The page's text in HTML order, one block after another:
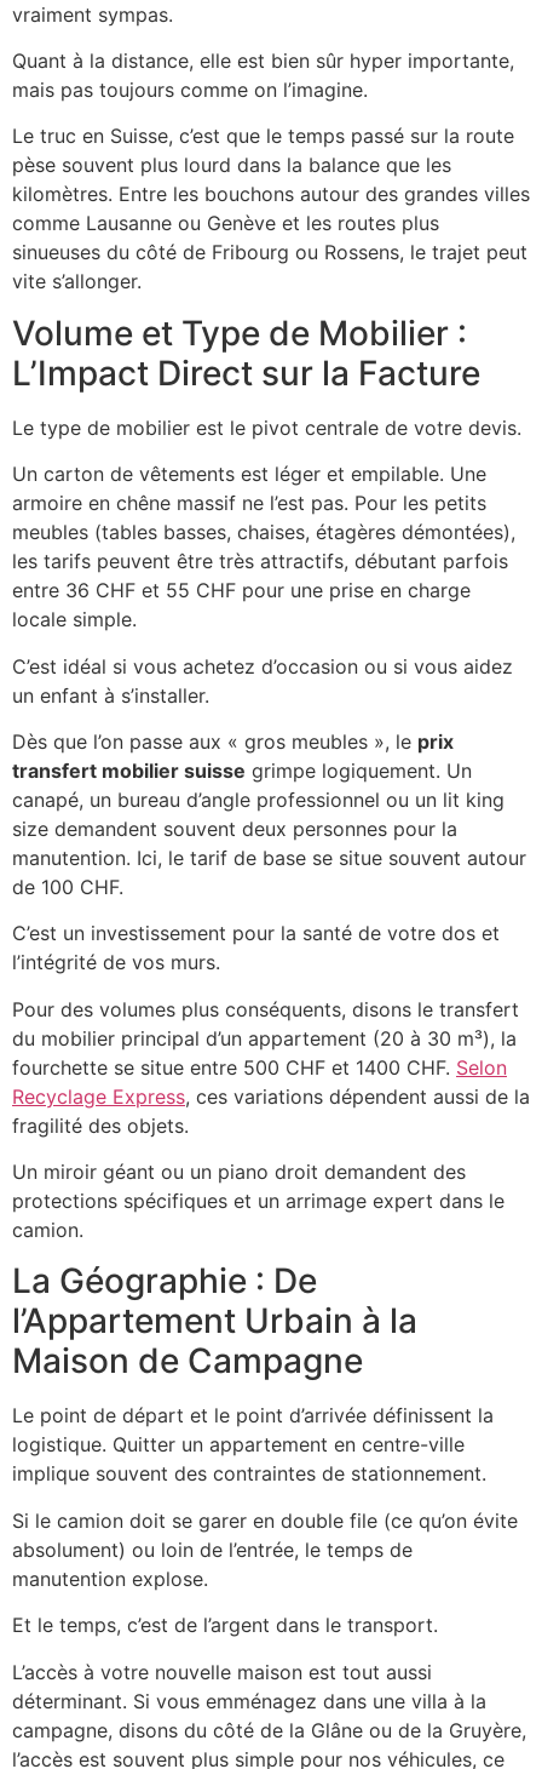
vraiment sympas.
Quant à la distance, elle est bien sûr hyper importante,
mais pas toujours comme on l’imagine.
Le truc en Suisse, c’est que le temps passé sur la route
pèse souvent plus lourd dans la balance que les
kilomètres. Entre les bouchons autour des grandes villes
comme Lausanne ou Genève et les routes plus
sinueuses du côté de Fribourg ou Rossens, le trajet peut
vite s’allonger.
Volume et Type de Mobilier :
L’Impact Direct sur la Facture
Le type de mobilier est le pivot centrale de votre devis.
Un carton de vêtements est léger et empilable. Une
armoire en chêne massif ne l’est pas. Pour les petits
meubles (tables basses, chaises, étagères démontées),
les tarifs peuvent être très attractifs, débutant parfois
entre 36 CHF et 55 CHF pour une prise en charge
locale simple.
C’est idéal si vous achetez d’occasion ou si vous aidez
un enfant à s’installer.
Dès que l’on passe aux « gros meubles », le prix
transfert mobilier suisse grimpe logiquement. Un
canapé, un bureau d’angle professionnel ou un lit king
size demandent souvent deux personnes pour la
manutention. Ici, le tarif de base se situe souvent autour
de 100 CHF.
C’est un investissement pour la santé de votre dos et
l’intégrité de vos murs.
Pour des volumes plus conséquents, disons le transfert
du mobilier principal d’un appartement (20 à 30 m³), la
fourchette se situe entre 500 CHF et 1400 CHF. Selon
Recyclage Express, ces variations dépendent aussi de la
fragilité des objets.
Un miroir géant ou un piano droit demandent des
protections spécifiques et un arrimage expert dans le
camion.
La Géographie : De
l’Appartement Urbain à la
Maison de Campagne
Le point de départ et le point d’arrivée définissent la
logistique. Quitter un appartement en centre-ville
implique souvent des contraintes de stationnement.
Si le camion doit se garer en double file (ce qu’on évite
absolument) ou loin de l’entrée, le temps de
manutention explose.
Et le temps, c’est de l’argent dans le transport.
L’accès à votre nouvelle maison est tout aussi
déterminant. Si vous emménagez dans une villa à la
campagne, disons du côté de la Glâne ou de la Gruyère,
l’accès est souvent plus simple pour nos véhicules, ce